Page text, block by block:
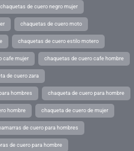
chaquetas de cuero negro mujer
chaquetas de cuero moto
chaquetas de cuero estilo motero
cafe mujer chaquetas de cuero cafe hombre
de cuero zara
hombres chaqueta de cuero para hombre
hombre chaqueta de cuero de mujer
de cuero para hombres
de cuero para hombre